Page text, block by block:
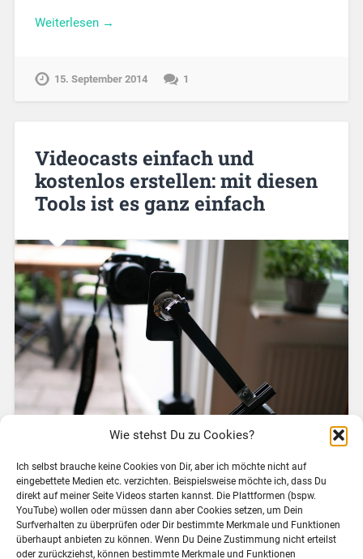
Wie stehst Du zu Cookies?
Ich selbst brauche keine Cookies von Dir, aber ich möchte nicht auf
eingebettete Medien etc. verzichten. Beispielsweise möchte ich, dass Du
direkt auf meiner Seite Videos starten kannst. Die Plattformen (bspw.
YouTube) wollen oder müssen dann aber Cookies setzen, um Dein
Surfverhalten zu überprüfen oder Dir bestimmte Merkmale und Funktionen
überhaupt anbieten zu können. Wenn Du Deine Zustimmung nicht erteilst
oder zurückziehst, können bestimmte Merkmale und Funktionen
Weiterlesen →
15. September 2014 1
Videocasts einfach und
kostenlos erstellen: mit diesen
Tools ist es ganz einfach
Am 15.09.2014 findet in Freiburg der Workshop „Spiele
und Spieleelemente in Lernkontexten“ im Rahmen der
DeLFI 2014 statt. Wir sind mit unserem Beitrag „Digital
Badges zur Dokumentation von Kompetenzen: